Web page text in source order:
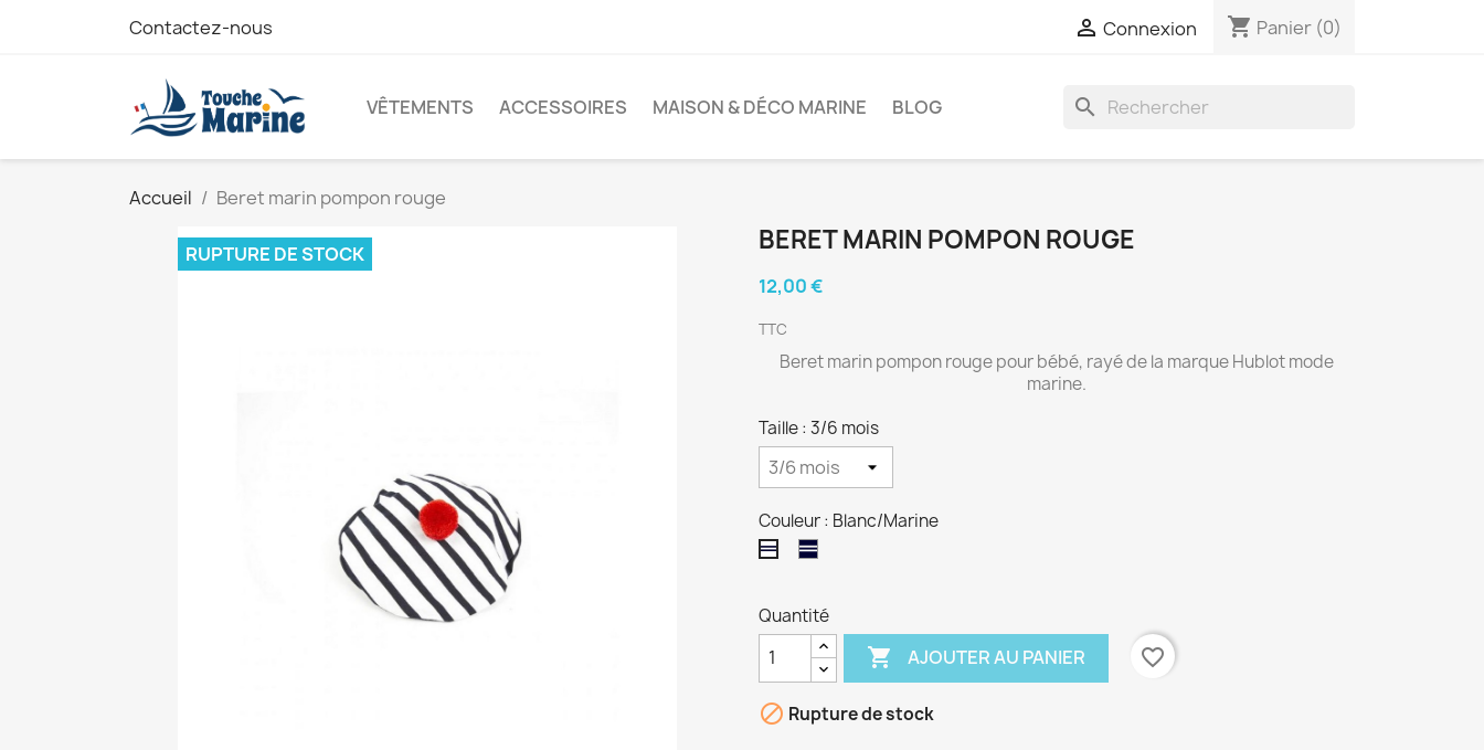
Contactez-nous  Connexion shopping_cart Panier (0)
VÊTEMENTS ACCESSOIRES MAISON & DÉCO MARINE BLOG search
Accueil Beret marin pompon rouge
RUPTURE DE STOCK BERET MARIN POMPON ROUGE
12,00 €
TTC
Beret marin pompon rouge pour bébé, rayé de la marque Hublot mode
marine.
Taille : 3/6 mois
Couleur : Blanc/Marine
Blanc/Marine
Marine/Blanc
Quantité
 AJOUTER AU PANIER favorite_border
 Rupture de stock